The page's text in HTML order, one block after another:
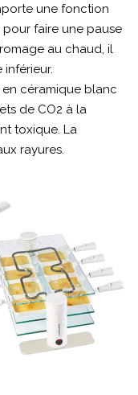
une fonction
faire une pause
au chaud, il
céramique blanc
de CO2 à la
toxique. La
rayures.